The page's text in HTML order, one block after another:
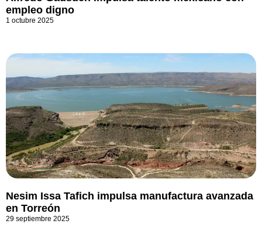
empleo digno
1 octubre 2025
Nesim Issa Tafich impulsa manufactura avanzada
en Torreón
29 septiembre 2025